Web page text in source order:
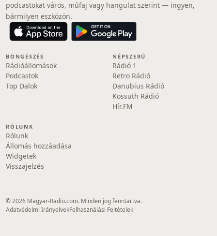
podcastokat város, műfaj vagy hangulat szerint — ingyen,
bármilyen eszközön.
BÖNGÉSZÉS
Rádióállomások
Podcastok
Top Dalok
NÉPSZERŰ
Rádió 1
Retro Rádió
Danubius Rádió
Kossuth Rádió
Hír.FM
RÓLUNK
Rólunk
Állomás hozzáadása
Widgetek
Visszajelzés
© 2026 Magyar-Radio.com. Minden jog fenntartva.
Adatvédelmi IrányelvekFelhasználási Feltételek